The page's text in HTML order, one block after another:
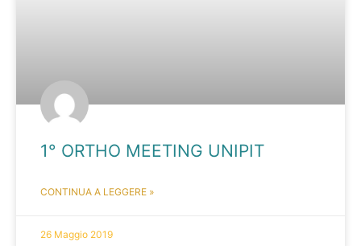
1° ORTHO MEETING UNIPIT
CONTINUA A LEGGERE »
26 Maggio 2019